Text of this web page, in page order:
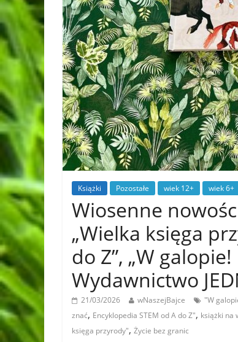
Książki Pozostałe wiek 12+ wiek 6+
Wiosenne
„Wielka księga
do Z”, „W
Wydawnictwo
21/03/2026 wNaszejBajce "W
znać, Encyklopedia STEM od A do Z", książki na
księga przyrody", Życie bez granic